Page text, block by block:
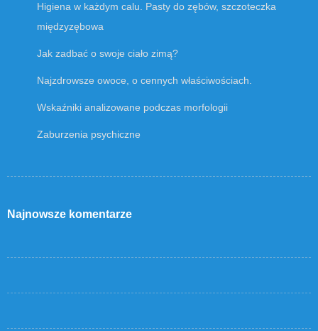
Higiena w każdym calu. Pasty do zębów, szczoteczka
międzyzębowa
Jak zadbać o swoje ciało zimą?
Najzdrowsze owoce, o cennych właściwościach.
Wskaźniki analizowane podczas morfologii
Zaburzenia psychiczne
Najnowsze komentarze